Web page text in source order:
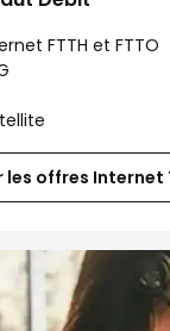
FTTH et FTTO
les offres Internet